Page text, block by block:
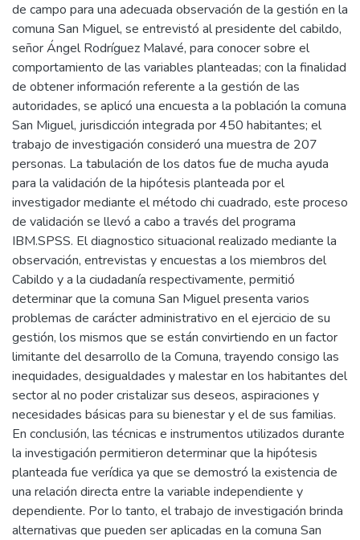
de campo para una adecuada observación de la gestión en la
comuna San Miguel, se entrevistó al presidente del cabildo,
señor Ángel Rodríguez Malavé, para conocer sobre el
comportamiento de las variables planteadas; con la finalidad
de obtener información referente a la gestión de las
autoridades, se aplicó una encuesta a la población la comuna
San Miguel, jurisdicción integrada por 450 habitantes; el
trabajo de investigación consideró una muestra de 207
personas. La tabulación de los datos fue de mucha ayuda
para la validación de la hipótesis planteada por el
investigador mediante el método chi cuadrado, este proceso
de validación se llevó a cabo a través del programa
IBM.SPSS. El diagnostico situacional realizado mediante la
observación, entrevistas y encuestas a los miembros del
Cabildo y a la ciudadanía respectivamente, permitió
determinar que la comuna San Miguel presenta varios
problemas de carácter administrativo en el ejercicio de su
gestión, los mismos que se están convirtiendo en un factor
limitante del desarrollo de la Comuna, trayendo consigo las
inequidades, desigualdades y malestar en los habitantes del
sector al no poder cristalizar sus deseos, aspiraciones y
necesidades básicas para su bienestar y el de sus familias.
En conclusión, las técnicas e instrumentos utilizados durante
la investigación permitieron determinar que la hipótesis
planteada fue verídica ya que se demostró la existencia de
una relación directa entre la variable independiente y
dependiente. Por lo tanto, el trabajo de investigación brinda
alternativas que pueden ser aplicadas en la comuna San